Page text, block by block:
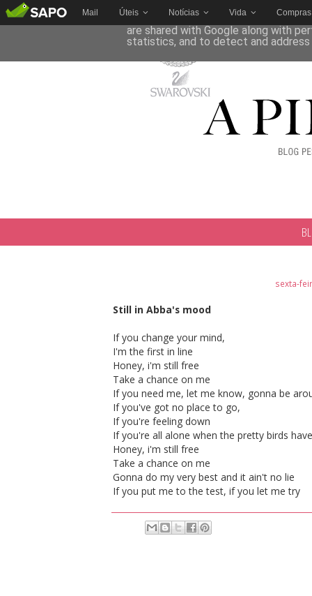
Mail Úteis Notícias Vida Compras
sexta-
Still in Abba's mood
If you change your mind,
I'm the first in line
Honey, i'm still free
Take a chance on me
If you need me, let me know, gonna be
If you've got no place to go,
If you're feeling down
If you're all alone when the pretty birds
Honey, i'm still free
Take a chance on me
Gonna do my very best and it ain't no lie
If you put me to the test, if you let me try
This site uses cookies from Google
are shared with Google along with
statistics, and to detect and address